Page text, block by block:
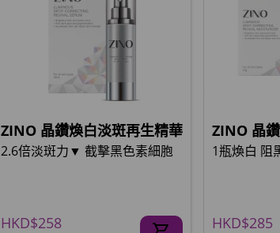
ZINO 晶鑽煥白淡斑再生精華
2.6倍淡斑力▼ 截擊黑色素細胞
HKD$258
ZINO 晶
1瓶煥白 阻
HKD$285